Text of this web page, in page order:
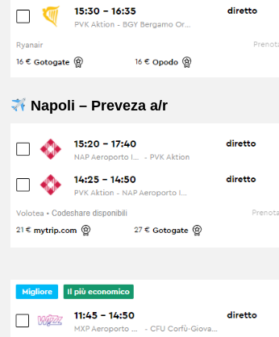
Napoli – Preveza a/r